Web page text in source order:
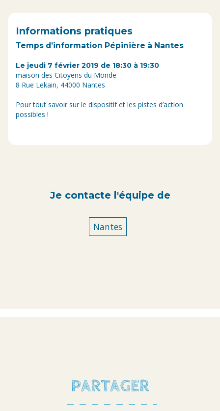
Informations pratiques
Temps d’information Pépinière à Nantes
Le jeudi 7 février 2019 de 18:30 à 19:30
maison des Citoyens du Monde
8 Rue Lekain, 44000 Nantes
Pour tout savoir sur le dispositif et les pistes d’action
possibles !
Je contacte l'équipe de
Nantes
PARTAGER